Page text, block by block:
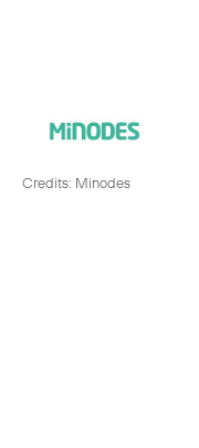
Credits: Minodes